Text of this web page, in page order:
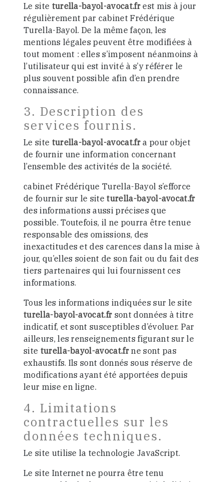
Le site turella-bayol-avocat.frest mis à jour
régulièrement par cabinet Frédérique
Turella-Bayol. De la même façon, les
mentions légales peuvent être modifiées à
tout moment : elles s’imposent néanmoins à
l’utilisateur qui est invité à s’y référer le
plus souvent possible afin d’en prendre
connaissance.
3. Description des
services fournis.
Le site turella-bayol-avocat.fra pour objet
de fournir une information concernant
l’ensemble des activités de la société.
cabinet Frédérique Turella-Bayol s’efforce
de fournir sur le siteturella-bayol-avocat.fr
des informations aussi précises que
possible. Toutefois, il ne pourra être tenue
responsable des omissions, des
inexactitudes et des carences dans la mise à
jour, qu’elles soient de son fait ou du fait des
tiers partenaires qui lui fournissent ces
informations.
Tous les informations indiquées sur le site
turella-bayol-avocat.fr sont données à titre
indicatif, et sont susceptibles d’évoluer. Par
ailleurs, les renseignements figurant sur le
site turella-bayol-avocat.frne sont pas
exhaustifs. Ils sont donnés sous réserve de
modifications ayant été apportées depuis
leur mise en ligne.
4. Limitations
contractuelles sur les
données techniques.
Le site utilise la technologie JavaScript.
Le site Internet ne pourra être tenu